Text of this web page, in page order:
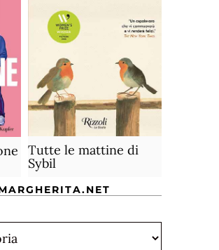
Tutte le mattine di
Sybil